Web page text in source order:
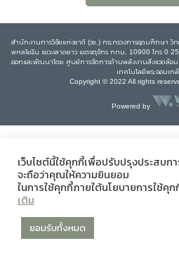
สำนักงานการวิจัยแห่งชาติ (วช.) กระทรวงการอุดมศึกษา
พหลโยธิน แขวงลาดยาว เขตจตุจักร กทม. 10900 โทร 0
ออกและพัฒนาโดย ศูนย์การจัดการด้านพลังงานสิ่งแวดล้อ
เทคโนโลยีพระจอมเก
Copyright © 2022 All rights
Powered by
เว็บไซต์นี้ใช้คุกกี้เพื่อปรับปรุงประสบก
จะถือว่าคุณให้ความยินยอม
ในการใช้คุกกี้ภายใต้นโยบายการใช้คุก
เติม
ยอมรับทั้งหมด